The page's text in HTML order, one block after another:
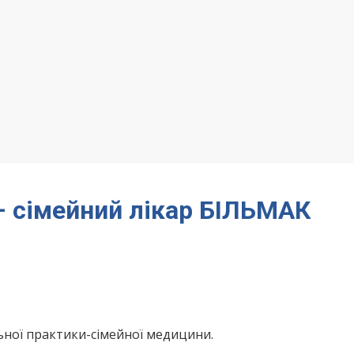
сімейний лікар БІЛЬМАК
практики-сімейної медицини.